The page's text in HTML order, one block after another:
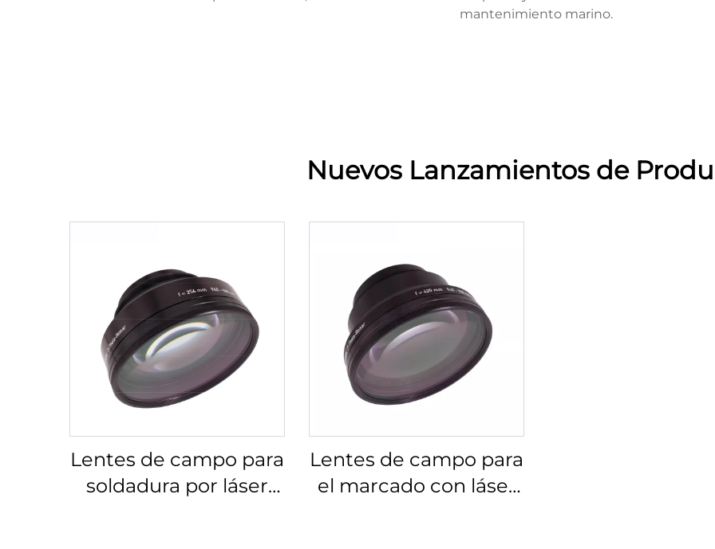
mantenimiento marino.
Nuevos Lanzamientos de
Lentes de campo para
soldadura por láser
Lentes de campo para
el marcado con láser